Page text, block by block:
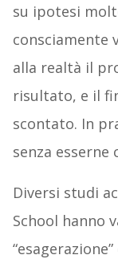
su ipotesi
consciamente
alla realtà il
risultato, e il
scontato. In
senza esserne
Diversi studi
School hanno